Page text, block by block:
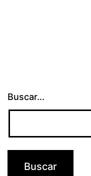
Buscar...